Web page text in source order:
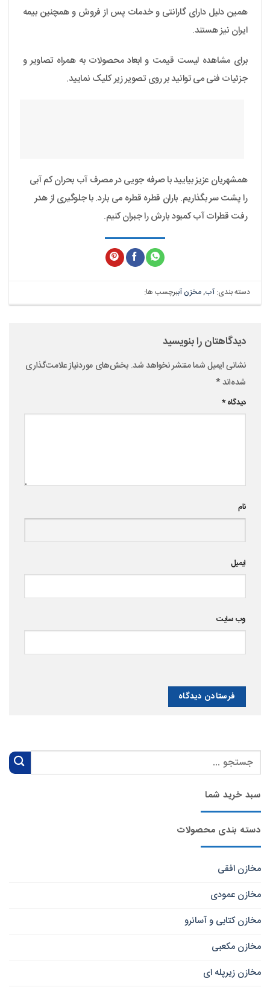
سبد خرید شما
دسته بندی محصولات
مخازن افقی
مخازن عمودی
مخازن کتابی و آسانرو
مخازن مکعبی
مخازن زیرپله ای
همین دلیل دارای گارانتی و خدمات پس از فروش و همچنین بیمه
ایران نیز هستند.
برای مشاهده لیست قیمت و ابعاد محصولات به همراه تصاویر و
جزئیات فنی می توانید بر روی تصویر زیر کلیک نمایید.
همشهریان عزیز بیایید با صرفه جویی در مصرف آب بحران کم آبی
را پشت سر بگذاریم. باران قطره قطره می بارد. با جلوگیری از هدر
رفت قطرات آب کمبود بارش را جبران کنیم.
دسته بندی:آب,مخزن آببرچسب ها:
دیدگاهتان را بنویسید
نشانی ایمیل شما منتشر نخواهد شد.بخش‌های موردنیاز علامت‌گذاری
شده‌اند*
دیدگاه*
نام
ایمیل
وب‌ سایت